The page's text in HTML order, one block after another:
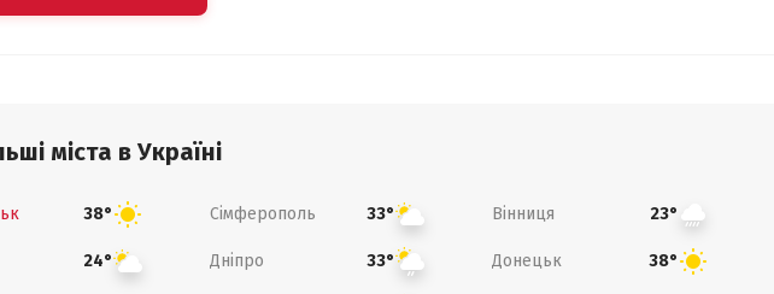
міста в Україні
38° Сімферополь 33° Вінниця 23°
24° Дніпро 33° Донецьк 38°